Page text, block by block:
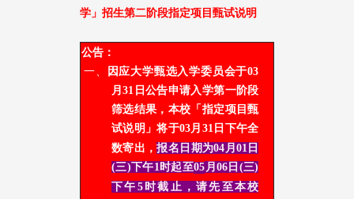
学」招生第二阶段指定项目甄试说明
公告：
一、
因应大学甄选入学委员会于03
月31日公告申请入学第一阶段
筛选结果，本校「指定项目甄
试说明」将于03 月31日下午全
数寄出，报名日期为04 月01日
(三)下午1时起至05 月06日(三)
下午 5时截止，请先至本校